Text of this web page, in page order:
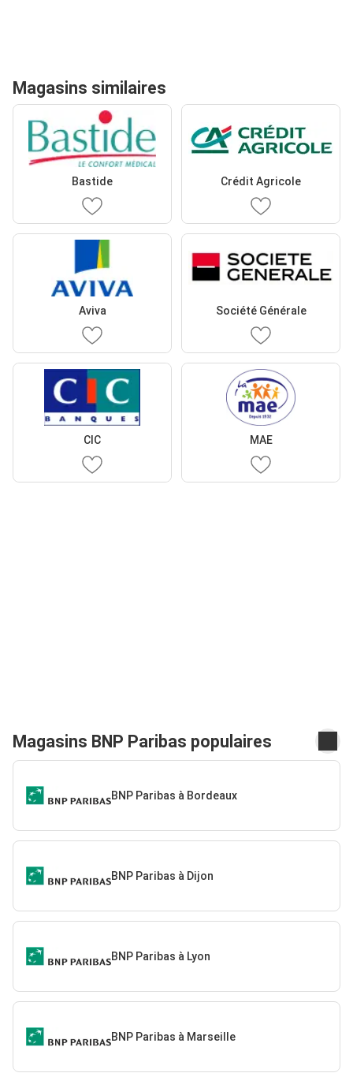
Magasins similaires
Bastide Crédit Agricole
Aviva Société Générale
CIC MAE
Magasins BNP Paribas populaires
BNP Paribas à Bordeaux
BNP Paribas à Dijon
BNP Paribas à Lyon
BNP Paribas à Marseille